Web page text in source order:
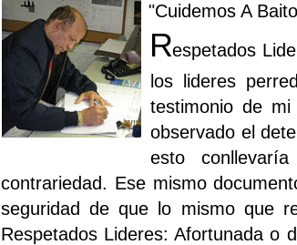
"Cuidemos A
Respetados
los lideres
testimonio de
observado el
esto
contrariedad. Ese mismo
seguridad de que lo mismo que
Respetados Lideres: Afortunada o